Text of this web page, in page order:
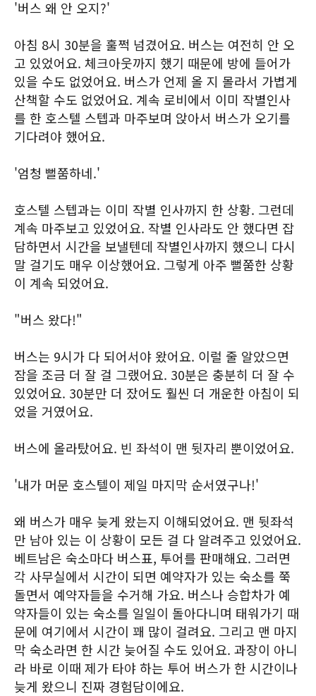
'버스 왜 안 오지?'
아침 8시 30분을 훌쩍 넘겼어요. 버스는 여전히 안 오
고 있었어요. 체크아웃까지 했기 때문에 방에 들어가
있을 수도 없었어요. 버스가 언제 올 지 몰라서 가볍게
산책할 수도 없었어요. 계속 로비에서 이미 작별인사
를 한 호스텔 스텝과 마주보며 앉아서 버스가 오기를
기다려야 했어요.
'엄청 뻘쭘하네.'
호스텔 스텝과는 이미 작별 인사까지 한 상황. 그런데
계속 마주보고 있었어요. 작별 인사라도 안 했다면 잡
담하면서 시간을 보낼텐데 작별인사까지 했으니 다시
말 걸기도 매우 이상했어요. 그렇게 아주 뻘쭘한 상황
이 계속 되었어요.
"버스 왔다!"
버스는 9시가 다 되어서야 왔어요. 이럴 줄 알았으면
잠을 조금 더 잘 걸 그랬어요. 30분은 충분히 더 잘 수
있었어요. 30분만 더 잤어도 훨씬 더 개운한 아침이 되
었을 거였어요.
버스에 올라탔어요. 빈 좌석이 맨 뒷자리 뿐이었어요.
'내가 머문 호스텔이 제일 마지막 순서였구나!'
왜 버스가 매우 늦게 왔는지 이해되었어요. 맨 뒷좌석
만 남아 있는 이 상황이 모든 걸 다 알려주고 있었어요.
베트남은 숙소마다 버스표, 투어를 판매해요. 그러면
각 사무실에서 시간이 되면 예약자가 있는 숙소를 쭉
돌면서 예약자들을 수거해 가요. 버스나 승합차가 예
약자들이 있는 숙소를 일일이 돌아다니며 태워가기 때
문에 여기에서 시간이 꽤 많이 걸려요. 그리고 맨 마지
막 숙소라면 한 시간 늦어질 수도 있어요. 과장이 아니
라 바로 이때 제가 타야 하는 투어 버스가 한 시간이나
늦게 왔으니 진짜 경험담이에요.